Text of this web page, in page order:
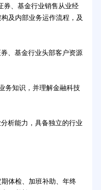
、基金行业销售从业经
及内部业务运作流程，及
、基金行业头部客户资源
知识，并理解金融科技
能力，具备独立的行业
体检、加班补助、年终